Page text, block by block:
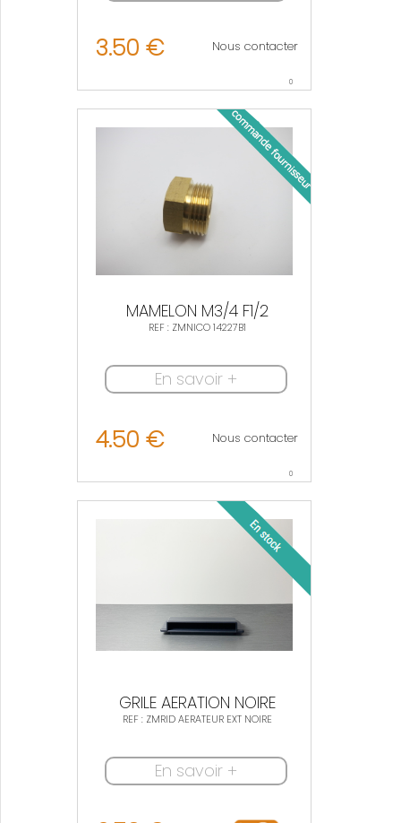
3.50 € Nous contacter
0
MAMELON M3/4 F1/2
REF : ZMNICO 14227B1
En savoir +
4.50 € Nous contacter
0
GRILE AERATION NOIRE
REF : ZMRID AERATEUR EXT NOIRE
En savoir +